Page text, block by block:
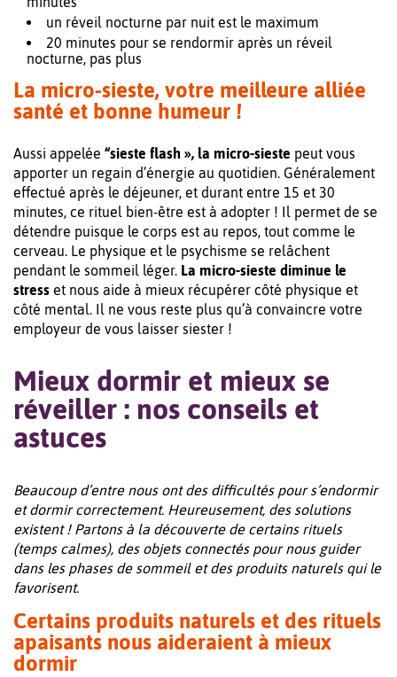
un réveil nocturne par nuit est le maximum
20 minutes pour se rendormir après un réveil
nocturne, pas plus
La micro-sieste, votre meilleure alliée
santé et bonne humeur !
Aussi appelée “sieste flash », la micro-sieste peut vous
apporter un regain d’énergie au quotidien. Généralement
effectué après le déjeuner, et durant entre 15 et 30
minutes, ce rituel bien-être est à adopter ! Il permet de se
détendre puisque le corps est au repos, tout comme le
cerveau. Le physique et le psychisme se relâchent
pendant le sommeil léger. La micro-sieste diminue le
stress et nous aide à mieux récupérer côté physique et
côté mental. Il ne vous reste plus qu’à convaincre votre
employeur de vous laisser siester !
Mieux dormir et mieux se
réveiller : nos conseils et
astuces
Beaucoup d’entre nous ont des difficultés pour s’endormir
et dormir correctement. Heureusement, des solutions
existent ! Partons à la découverte de certains rituels
(temps calmes), des objets connectés pour nous guider
dans les phases de sommeil et des produits naturels qui le
favorisent.
Certains produits naturels et des rituels
apaisants nous aideraient à mieux
dormir